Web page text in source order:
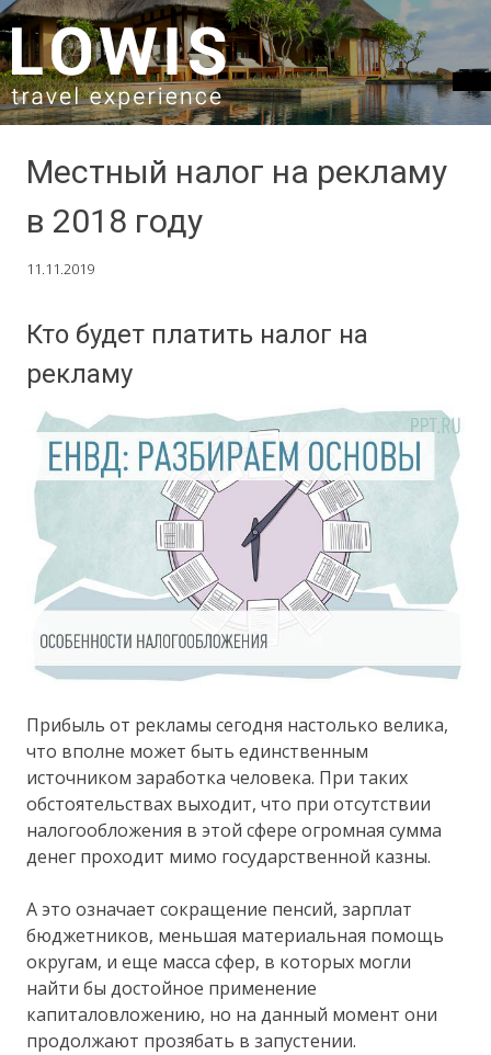
SKIP TO CONTENT
Местный налог на рекламу
в 2018 году
11.11.2019
Кто будет платить налог на
рекламу
Прибыль от рекламы сегодня настолько велика,
что вполне может быть единственным
источником заработка человека. При таких
обстоятельствах выходит, что при отсутствии
налогообложения в этой сфере огромная сумма
денег проходит мимо государственной казны.
А это означает сокращение пенсий, зарплат
бюджетников, меньшая материальная помощь
округам, и еще масса сфер, в которых могли
найти бы достойное применение
капиталовложению, но на данный момент они
продолжают прозябать в запустении.